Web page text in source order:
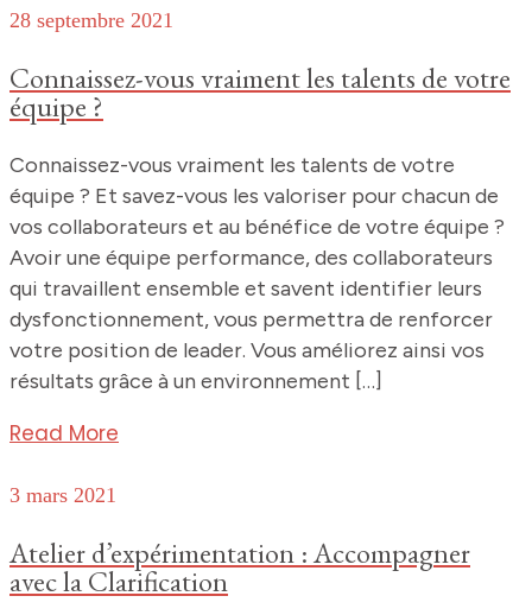
28 septembre 2021
Connaissez-vous vraiment les talents de votre
équipe ?
Connaissez-vous vraiment les talents de votre
équipe ? Et savez-vous les valoriser pour chacun de
vos collaborateurs et au bénéfice de votre équipe ?
Avoir une équipe performance, des collaborateurs
qui travaillent ensemble et savent identifier leurs
dysfonctionnement, vous permettra de renforcer
votre position de leader. Vous améliorez ainsi vos
résultats grâce à un environnement […]
Read More
3 mars 2021
Atelier d’expérimentation : Accompagner
avec la Clarification